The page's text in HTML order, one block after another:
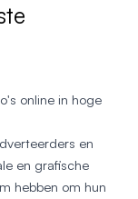
online in hoge
en
en grafische
hebben om hun